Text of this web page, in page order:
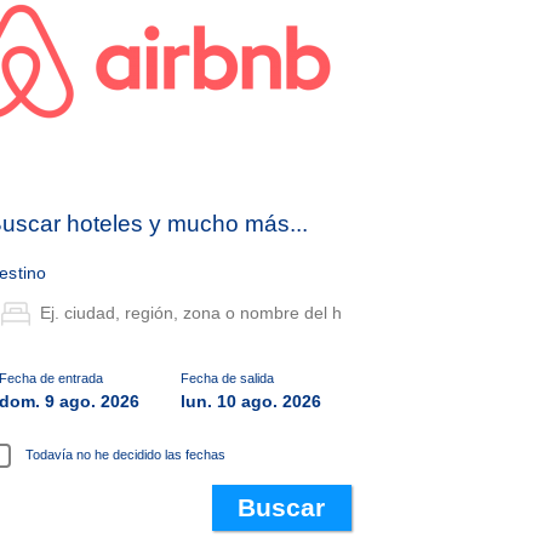
hoteles y mucho más...
de entrada
9 ago. 2026
Fecha de salida
lun. 10 ago. 2026
Todavía no he decidido las fechas